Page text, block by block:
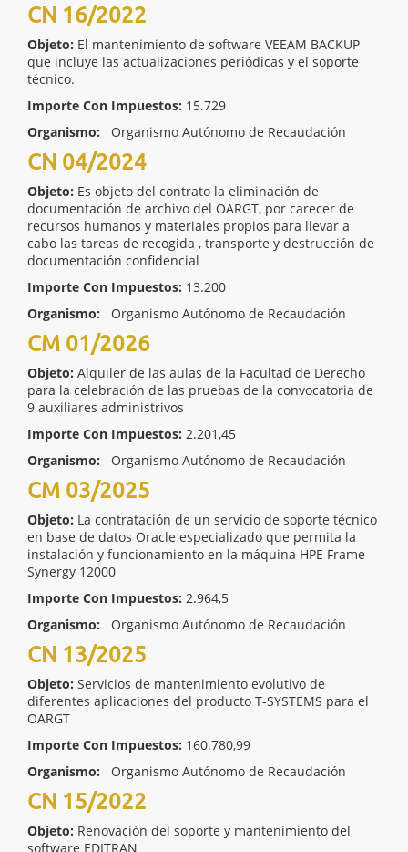
CN 16/2022
Objeto: El mantenimiento de software VEEAM BACKUP
que incluye las actualizaciones periódicas y el soporte
técnico.
Importe Con Impuestos: 15.729
Organismo:
Organismo Autónomo de Recaudación
CN 04/2024
Objeto: Es objeto del contrato la eliminación de
documentación de archivo del OARGT, por carecer de
recursos humanos y materiales propios para llevar a
cabo las tareas de recogida , transporte y destrucción de
documentación confidencial
Importe Con Impuestos: 13.200
Organismo:
Organismo Autónomo de Recaudación
CM 01/2026
Objeto: Alquiler de las aulas de la Facultad de Derecho
para la celebración de las pruebas de la convocatoria de
9 auxiliares administrivos
Importe Con Impuestos: 2.201,45
Organismo:
Organismo Autónomo de Recaudación
CM 03/2025
Objeto: La contratación de un servicio de soporte técnico
en base de datos Oracle especializado que permita la
instalación y funcionamiento en la máquina HPE Frame
Synergy 12000
Importe Con Impuestos: 2.964,5
Organismo:
Organismo Autónomo de Recaudación
CN 13/2025
Objeto: Servicios de mantenimiento evolutivo de
diferentes aplicaciones del producto T-SYSTEMS para el
OARGT
Importe Con Impuestos: 160.780,99
Organismo:
Organismo Autónomo de Recaudación
CN 15/2022
Objeto: Renovación del soporte y mantenimiento del
software EDITRAN